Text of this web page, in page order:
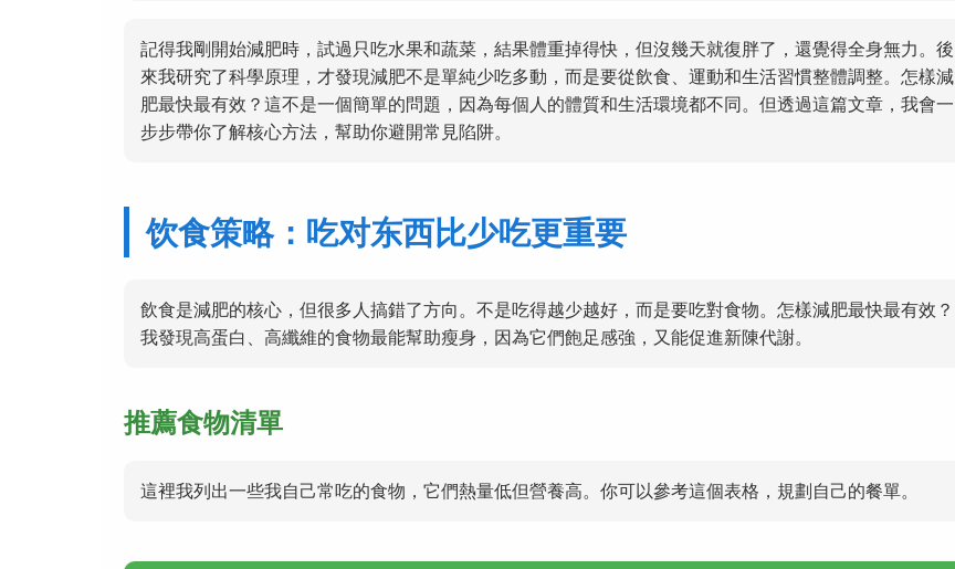
記得我剛開始減肥時，試過只吃水果和蔬菜，結果體重掉得快，但沒幾天就復胖了，還覺得全身無力。後
來我研究了科學原理，才發現減肥不是單純少吃多動，而是要從飲食、運動和生活習慣整體調整。怎樣減
肥最快最有效？這不是一個簡單的問題，因為每個人的體質和生活環境都不同。但透過這篇文章，我會一
步步帶你了解核心方法，幫助你避開常見陷阱。
饮食策略：吃对东西比少吃更重要
飲食是減肥的核心，但很多人搞錯了方向。不是吃得越少越好，而是要吃對食物。怎樣減肥最快最有效？
我發現高蛋白、高纖維的食物最能幫助瘦身，因為它們飽足感強，又能促進新陳代謝。
推薦食物清單
這裡我列出一些我自己常吃的食物，它們熱量低但營養高。你可以參考這個表格，規劃自己的餐單。